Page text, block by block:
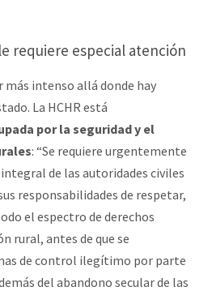
requiere especial atención
más intenso allá donde hay
La HCHR está
por la seguridad y el
: “Se requiere urgentemente
de las autoridades civiles
responsabilidades de respetar,
el espectro de derechos
rural, antes de que se
de control ilegítimo por parte
del abandono secular de las